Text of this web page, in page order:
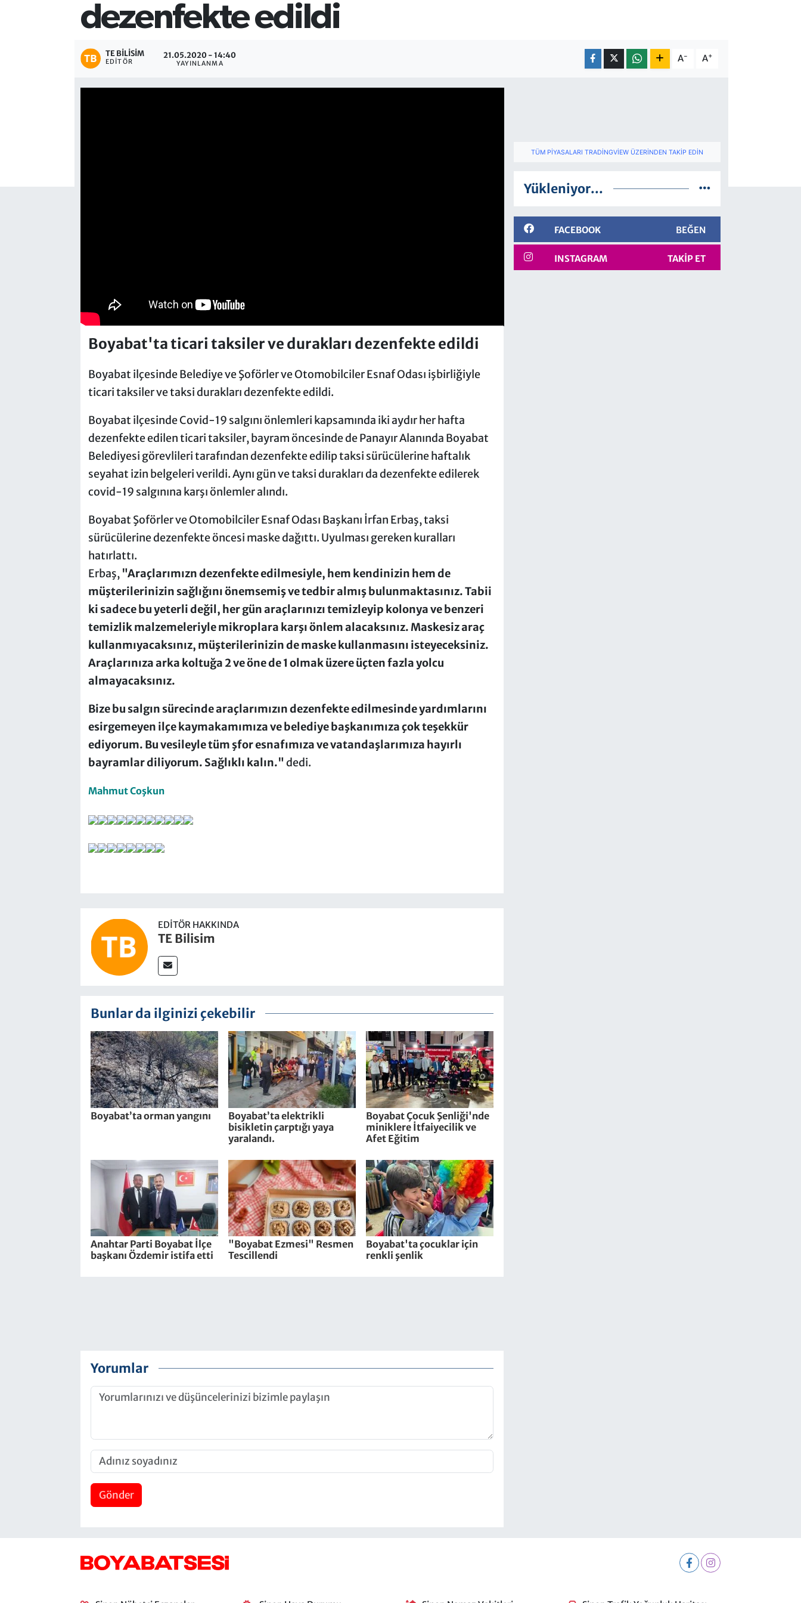
dezenfekte edildi
TE BILISIM
EDITÖR
21.05.2020 - 14:40
YAYINLANMA A- A+
Boyabat'ta ticari taksiler ve durakları dezenfekte edildi
Boyabat ilçesinde Belediye ve Şoförler ve Otomobilciler Esnaf Odası işbirliğiyle
ticari taksiler ve taksi durakları dezenfekte edildi.
Boyabat ilçesinde Covid-19 salgını önlemleri kapsamında iki aydır her hafta
dezenfekte edilen ticari taksiler, bayram öncesinde de Panayır Alanında Boyabat
Belediyesi görevlileri tarafından dezenfekte edilip taksi sürücülerine haftalık
seyahat izin belgeleri verildi. Aynı gün ve taksi durakları da dezenfekte edilerek
covid-19 salgınına karşı önlemler alındı.
Boyabat Şoförler ve Otomobilciler Esnaf Odası Başkanı İrfan Erbaş, taksi
sürücülerine dezenfekte öncesi maske dağıttı. Uyulması gereken kuralları
hatırlattı.
Erbaş,"Araçlarımızn dezenfekte edilmesiyle, hem kendinizin hem de
müşterilerinizin sağlığını önemsemiş ve tedbir almış bulunmaktasınız. Tabii
ki sadece bu yeterli değil, her gün araçlarınızı temizleyip kolonya ve benzeri
temizlik malzemeleriyle mikroplara karşı önlem alacaksınız. Maskesiz araç
kullanmıyacaksınız, müşterilerinizin de maske kullanmasını isteyeceksiniz.
Araçlarınıza arka koltuğa 2 ve öne de 1 olmak üzere üçten fazla yolcu
almayacaksınız.
Bize bu salgın sürecinde araçlarımızın dezenfekte edilmesinde yardımlarını
esirgemeyen ilçe kaymakamımıza ve belediye başkanımıza çok teşekkür
ediyorum. Bu vesileyle tüm şfor esnafımıza ve vatandaşlarımıza hayırlı
bayramlar diliyorum. Sağlıklı kalın."dedi.
Mahmut Coşkun
EDITÖR HAKKINDA
TE Bilisim
Bunlar da ilginizi çekebilir
Boyabat’ta orman yangını
Boyabat’ta elektrikli
bisikletin çarptığı yaya
yaralandı.
Boyabat Çocuk Şenliği'nde
miniklere İtfaiyecilik ve
Afet Eğitim
Anahtar Parti Boyabat İlçe
başkanı Özdemir istifa etti
"Boyabat Ezmesi" Resmen
Tescillendi
Boyabat'ta çocuklar için
renkli şenlik
Yorumlar
Gönder
TÜM PIYASALARI TRADINGVIEW ÜZERINDEN TAKIP EDIN
Yükleniyor...
FACEBOOK BEĞEN
INSTAGRAM TAKIP ET